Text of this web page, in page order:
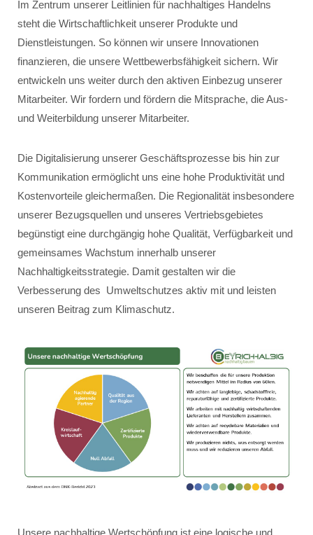
Im Zentrum unserer Leitlinien für nachhaltiges Handelns
steht die Wirtschaftlichkeit unserer Produkte und
Dienstleistungen. So können wir unsere Innovationen
finanzieren, die unsere Wettbewerbsfähigkeit sichern. Wir
entwickeln uns weiter durch den aktiven Einbezug unserer
Mitarbeiter. Wir fordern und fördern die Mitsprache, die Aus-
und Weiterbildung unserer Mitarbeiter.
Die Digitalisierung unserer Geschäftsprozesse bis hin zur
Kommunikation ermöglicht uns eine hohe Produktivität und
Kostenvorteile gleichermaßen. Die Regionalität insbesondere
unserer Bezugsquellen und unseres Vertriebsgebietes
begünstigt eine durchgängig hohe Qualität, Verfügbarkeit und
gemeinsames Wachstum innerhalb unserer
Nachhaltigkeitsstrategie. Damit gestalten wir die
Verbesserung des Umweltschutzes aktiv mit und leisten
unseren Beitrag zum Klimaschutz.
Unsere nachhaltige Wertschöpfung ist eine logische und